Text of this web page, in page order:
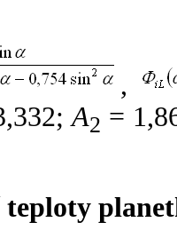
,
A2 =
teploty